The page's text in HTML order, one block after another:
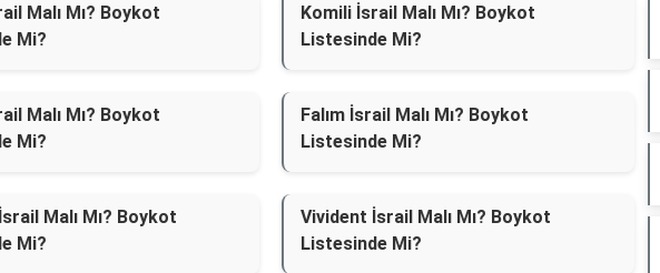
Malı Mı? Boykot
Mi?
Komili İsrail Malı Mı? Boykot
Listesinde Mi?
Malı Mı? Boykot
Mi?
Falım İsrail Malı Mı? Boykot
Listesinde Mi?
Malı Mı? Boykot
Mi?
Vivident İsrail Malı Mı? Boykot
Listesinde Mi?